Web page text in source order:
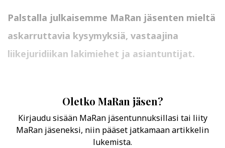
Palstalla julkaisemme MaRan jäsenten mieltä
askarruttavia kysymyksiä, vastaajina
liikejuridiikan lakimiehet ja asiantuntijat.
Oletko MaRan jäsen?
Kirjaudu sisään MaRan jäsentunnuksillasi tai liity
MaRan jäseneksi, niin pääset jatkamaan artikkelin
lukemista.